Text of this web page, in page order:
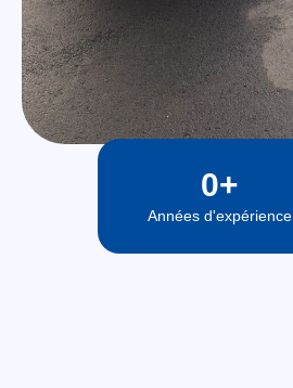
Années d'expérience
0+